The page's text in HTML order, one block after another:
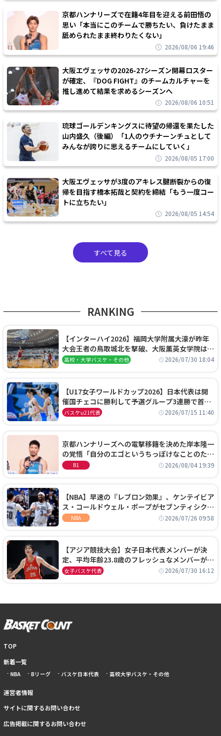
京都ハンナリーズで在籍4年目を迎える前田悟の
思い「本当にこのチームで勝ちたい、負けたまま
舐められたまま終わりたくない」
2026/08/06 19:46
大阪エヴェッサの2026-27シーズン開幕ロスター
が確定、『DOG FIGHT』のチームカルチャーを
推し進めて結果を求めるシーズンへ
2026/08/06 10:51
琉球ゴールデンキングスに待望の帰還を果たした
山内盛久（後編）「1人のウチナーンチュとして
みんなが誇りに思えるチームにしていく」
2026/08/05 17:00
大阪エヴェッサが3度のアキレス腱断裂からの復
帰を目指す橋本拓哉と契約を締結「もう一度コー
トに立ちたい」
2026/08/05 14:54
すべて見る
RANKING
【インターハイ2026】福岡大学附属大濠が昨年
大会王者の鳥取城北を撃破、大阪薫英女学院は岐
阜女子に完勝、大会3日目試合結果
高校・大学バスケ・その他 2026/07/30 18:04
【U17女子ワールドカップ2026】日本代表は開
催国チェコに勝利して予選グループ3連勝で首位
通過！準々決勝の相手はエジプトに決定
バスケu21代表 2026/07/15 11:40
京都ハンナリーズへの電撃移籍を決めた岸本隆一
の覚悟「自分のエゴというちっぽけなことのため
に、京都に来たわけではない」
B1 2026/08/04 19:39
【NBA】早速の『レブロン効果』、ケンテイビア
ス・コールドウェル・ポープがセブンティシクサ
ーズに1年契約で加入
NBA 2026/07/26 09:58
【アジア競技大会】女子日本代表メンバーが決
定、平均年齢23.8歳のフレッシュなメンバーが日
本開催の大舞台で頂点を狙う
女子バスケ代表 2026/07/30 16:12
TOP
新着一覧
NBA Bリーグ バスケ日本代表 高校大学バスケ・その他
運営者情報
サイトに関するお問い合わせ
広告掲載に関するお問い合わせ